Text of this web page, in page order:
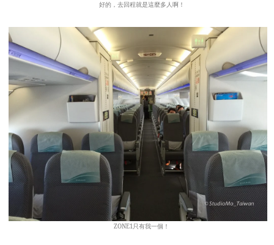
好的，去回程就是這麼多人啊！
ZONE1只有我一個！